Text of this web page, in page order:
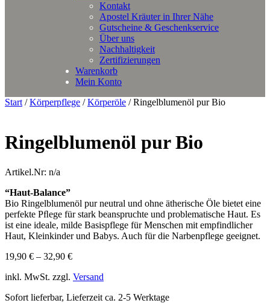
Kontakt
Apostel Kräuter in Ihrer Nähe
Gutscheine & Geschenkservice
Über uns
Nachhaltigkeit
Zertifizierungen
Warenkorb
Mein Konto
Start /Körperpflege /Körperöle / Ringelblumenöl pur Bio
Ringelblumenöl pur Bio
Artikel.Nr: n/a
“Haut-Balance”
Bio Ringelblumenöl pur neutral und ohne ätherische Öle bietet eine
perfekte Pﬂege für stark beanspruchte und problematische Haut. Es
ist eine ideale, milde Basispflege für Menschen mit empfindlicher
Haut, Kleinkinder und Babys. Auch für die Narbenpflege geeignet.
19,90 € – 32,90 €
inkl. MwSt. zzgl. Versand
Sofort lieferbar, Lieferzeit ca. 2-5 Werktage